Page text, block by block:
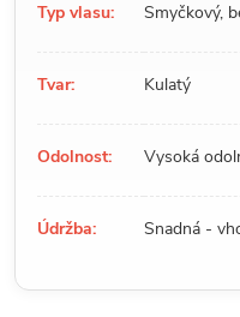
Typ vlasu: Smyčkový,
Tvar: Kulatý
Odolnost: Vysoká
Údržba: Snadná -